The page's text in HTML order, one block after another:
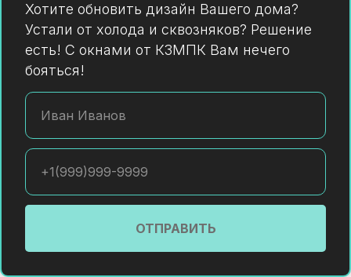
Хотите обновить дизайн Вашего дома?
Устали от холода и сквозняков? Решение
есть! С окнами от КЗМПК Вам нечего
бояться!
Иван Иванов
+1(999)999-9999
ОТПРАВИТЬ